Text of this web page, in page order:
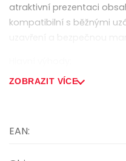
atraktivní prezentaci
kompatibilní s běžnými
uzavření a bezpečnou
• ideální pro větší objem
• standardní hrdlo 28 mm
ZOBRAZIT VÍCE
EAN: